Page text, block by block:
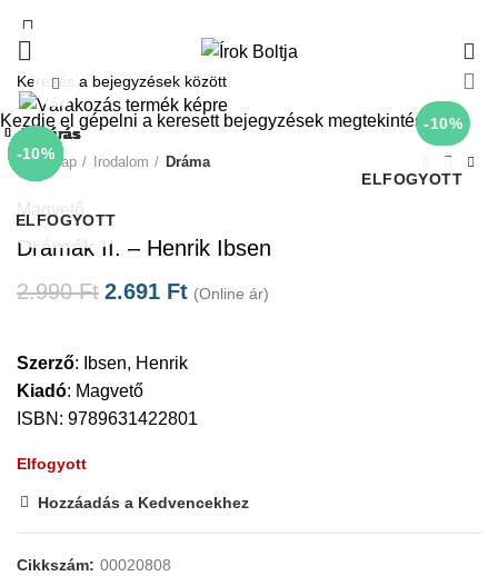
-10%
ELFOGYOTT
Click to enlarge
Kezdőlap Irodalom Dráma
Magvető
Drámák II. – Henrik Ibsen
2.990Ft 2.691 Ft (Online ár)
Szerző:
Ibsen, Henrik
Kiadó: Magvető
ISBN: 9789631422801
Elfogyott
Hozzáadás a Kedvencekhez
Cikkszám: 00020808
-10%
Bezárás
-10%
Bezárás
-10%
Bezárás
-10%
Bezárás
-10%
ELFOGYOTT
Bezárás
-10%
Bezárás
-10%
Bezárás
-10%
Bezárás
Kezdje el gépelni a keresett bejegyzések megtekintéséhez.